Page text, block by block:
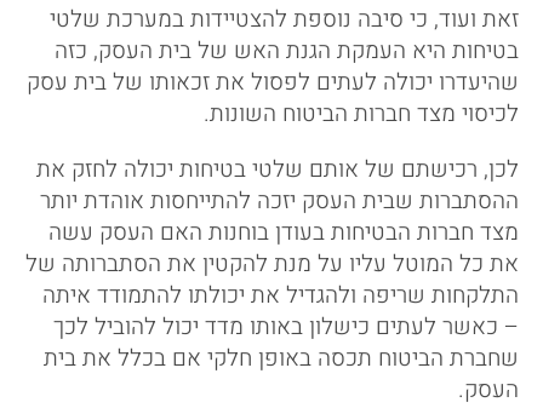
זאת ועוד, כי סיבה נוספת להצטיידות במערכת שלטי
בטיחות היא העמקת הגנת האש של בית העסק, כזה
שהיעדרו יכולה לעתים לפסול את זכאותו של בית עסק
לכיסוי מצד חברות הביטוח השונות.
לכן, רכישתם של אותם שלטי בטיחות יכולה לחזק את
ההסתברות שבית העסק יזכה להתייחסות אוהדת יותר
מצד חברות הבטיחות בעודן בוחנות האם העסק עשה
את כל המוטל עליו על מנת להקטין את הסתברותה של
התלקחות שריפה ולהגדיל את יכולתו להתמודד איתה
– כאשר לעתים כישלון באותו מדד יכול להוביל לכך
שחברת הביטוח תכסה באופן חלקי אם בכלל את בית
העסק.